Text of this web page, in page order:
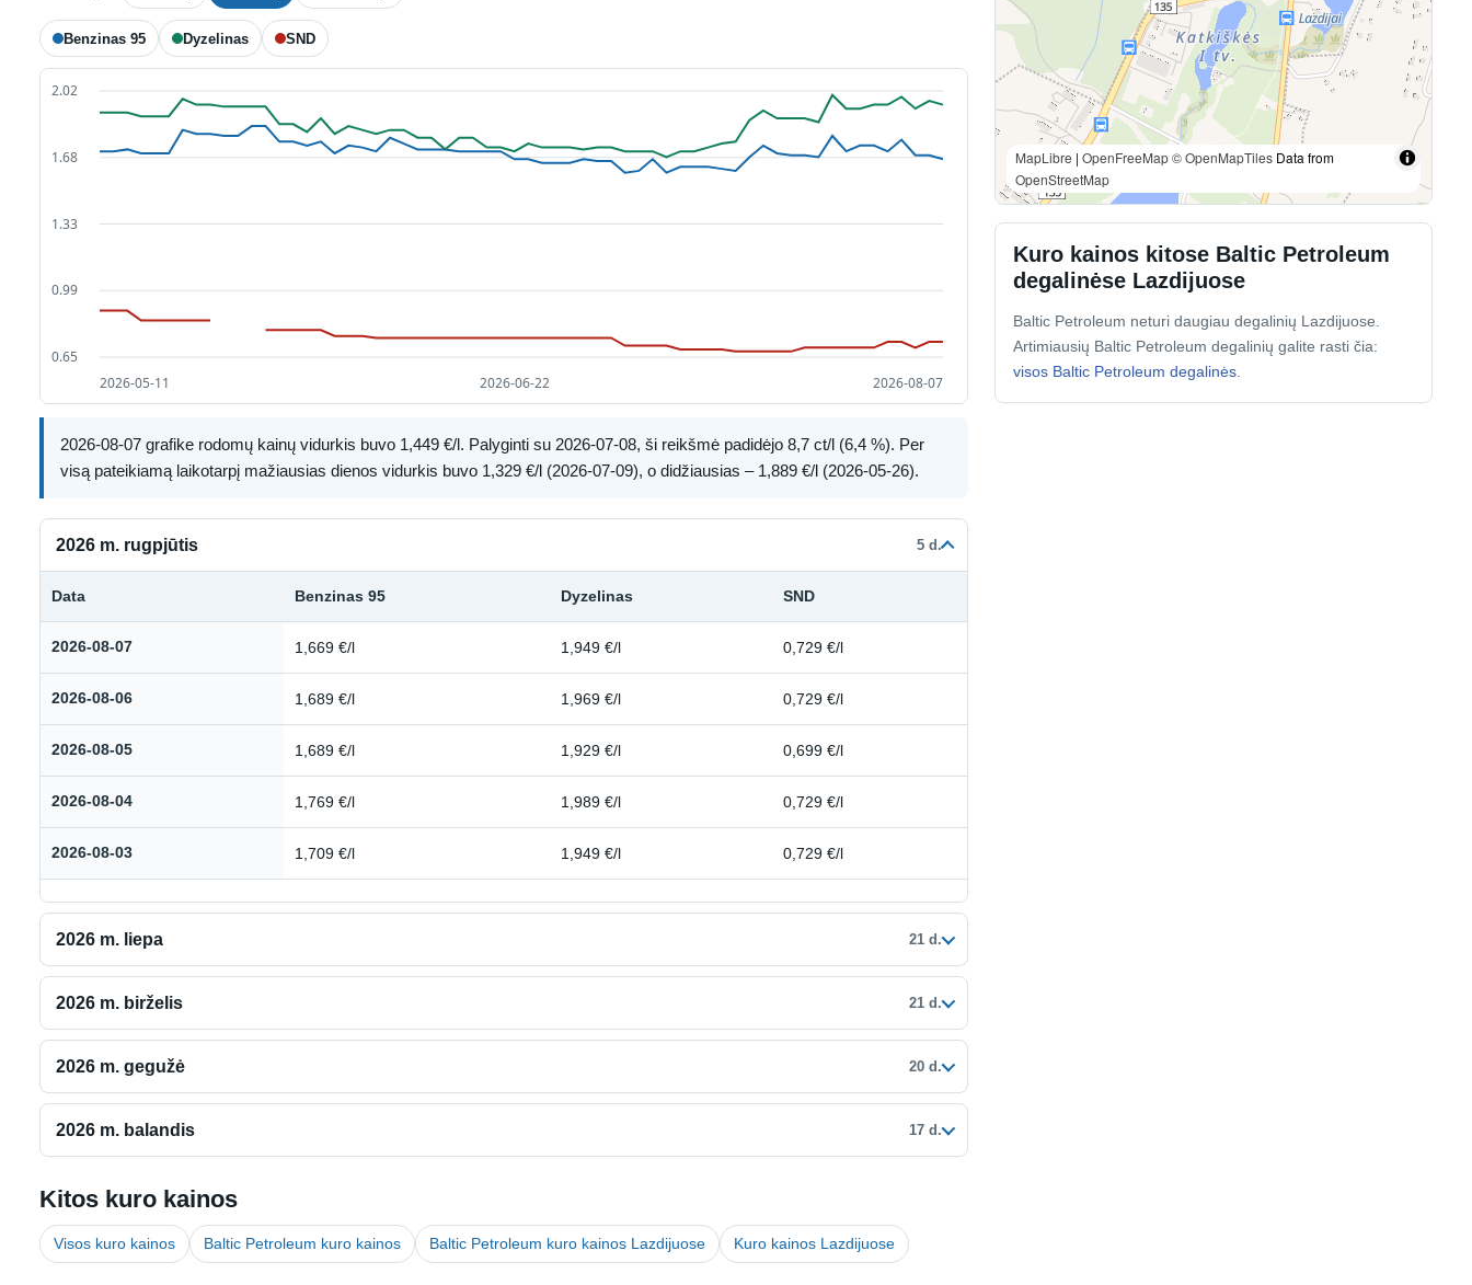
Benzinas 95 Dyzelinas SND
2026-08-07 grafike rodomų kainų vidurkis buvo 1,449 €/l. Palyginti su 2026-07-08, ši reikšmė padidėjo 8,7 ct/l (6,4 %). Per
visą pateikiamą laikotarpį mažiausias dienos vidurkis buvo 1,329 €/l (2026-07-09), o didžiausias – 1,889 €/l (2026-05-26).
2026 m. rugpjūtis 5 d.
Kuro kainų istorija: 2026 m. rugpjūtis
Data Benzinas 95 Dyzelinas SND
2026-08-07 1,669 €/l 1,949 €/l 0,729 €/l
2026-08-06 1,689 €/l 1,969 €/l 0,729 €/l
2026-08-05 1,689 €/l 1,929 €/l 0,699 €/l
2026-08-04 1,769 €/l 1,989 €/l 0,729 €/l
2026-08-03 1,709 €/l 1,949 €/l 0,729 €/l
2026 m. liepa 21 d.
2026 m. birželis 21 d.
2026 m. gegužė 20 d.
2026 m. balandis 17 d.
Kitos kuro kainos
Visos kuro kainos Baltic Petroleum kuro kainos Baltic Petroleum kuro kainos Lazdijuose Kuro kainos Lazdijuose
MapLibre | OpenFreeMap© OpenMapTiles Data from
OpenStreetMap
Kuro kainos kitose Baltic Petroleum
degalinėse Lazdijuose
Baltic Petroleum neturi daugiau degalinių Lazdijuose.
Artimiausių Baltic Petroleum degalinių galite rasti čia:
visos Baltic Petroleum degalinės.